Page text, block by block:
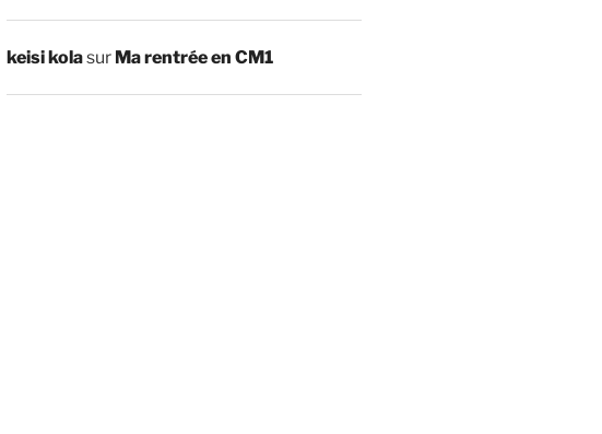
keisi kolasur Ma rentrée en CM1